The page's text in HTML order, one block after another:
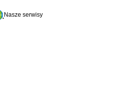
Nasze serwisy